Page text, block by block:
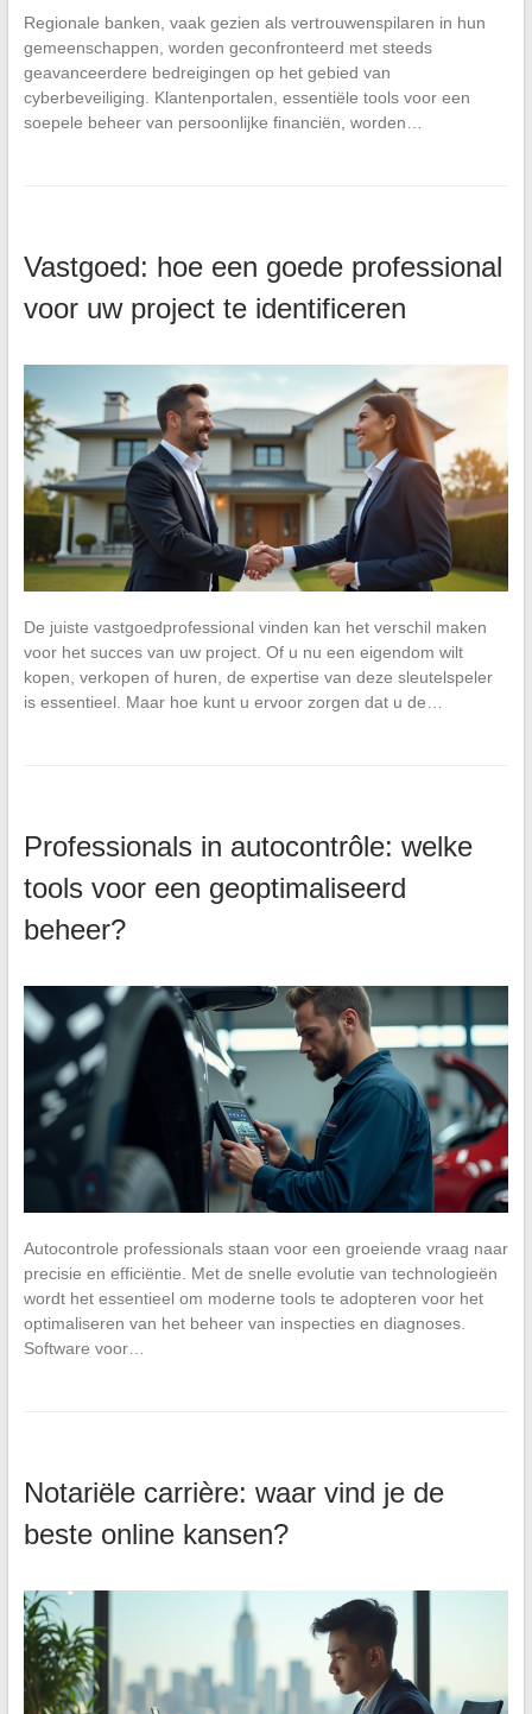
Regionale banken, vaak gezien als vertrouwenspilaren in hun
gemeenschappen, worden geconfronteerd met steeds
geavanceerdere bedreigingen op het gebied van
cyberbeveiliging. Klantenportalen, essentiële tools voor een
soepele beheer van persoonlijke financiën, worden…
Vastgoed: hoe een goede professional
voor uw project te identificeren
De juiste vastgoedprofessional vinden kan het verschil maken
voor het succes van uw project. Of u nu een eigendom wilt
kopen, verkopen of huren, de expertise van deze sleutelspeler
is essentieel. Maar hoe kunt u ervoor zorgen dat u de…
Professionals in autocontrôle: welke
tools voor een geoptimaliseerd
beheer?
Autocontrole professionals staan voor een groeiende vraag naar
precisie en efficiëntie. Met de snelle evolutie van technologieën
wordt het essentieel om moderne tools te adopteren voor het
optimaliseren van het beheer van inspecties en diagnoses.
Software voor…
Notariële carrière: waar vind je de
beste online kansen?